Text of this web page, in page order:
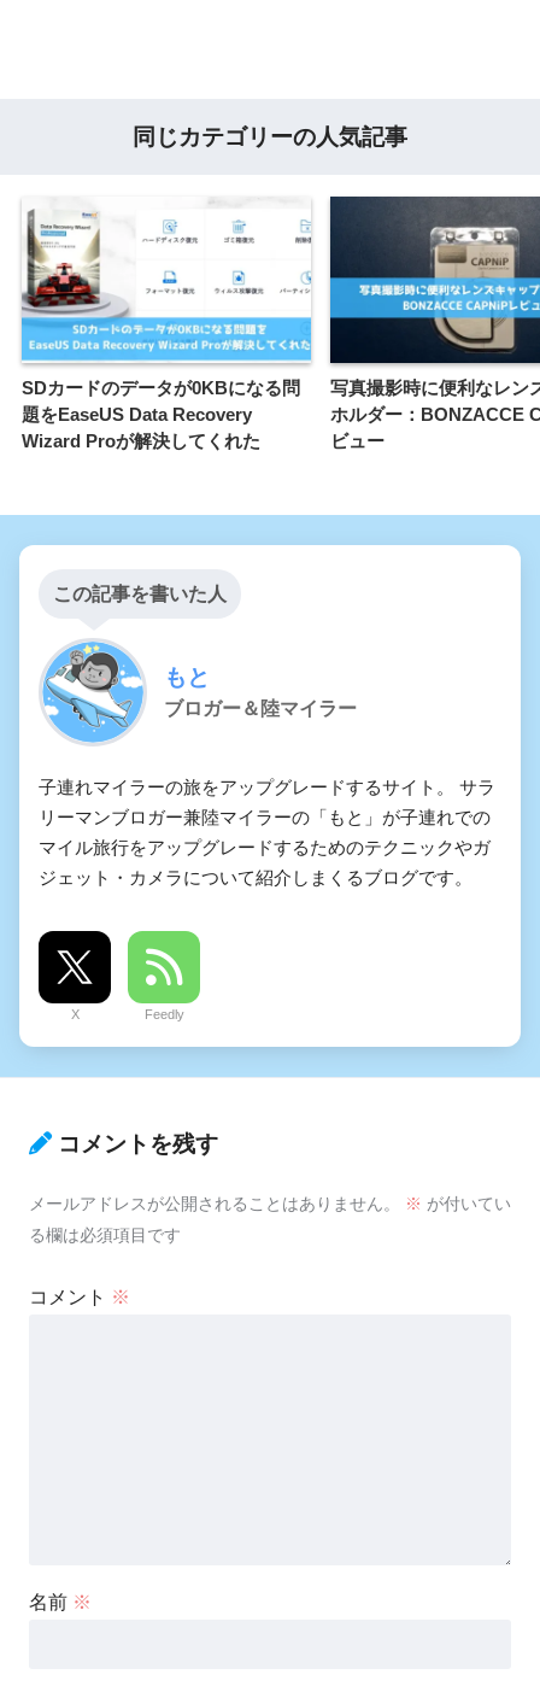
同じカテゴリーの人気記事
SDカードのデータが0KBになる問
題をEaseUS Data Recovery
Wizard Proが解決してくれた
写真撮影時に便利なレン
ホルダー：BONZACCE
ビュー
この記事を書いた人
もと
ブロガー＆陸マイラー
子連れマイラーの旅をアップグレードするサイト。 サラ
リーマンブロガー兼陸マイラーの「もと」が子連れでの
マイル旅行をアップグレードするためのテクニックやガ
ジェット・カメラについて紹介しまくるブログです。
X Feedly
コメントを残す
メールアドレスが公開されることはありません。 ※ が付いてい
る欄は必須項目です
コメント ※
名前 ※